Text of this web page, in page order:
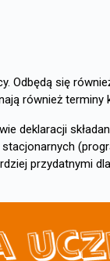
Odbędą się
również terminy
deklaracji
przydatnymi